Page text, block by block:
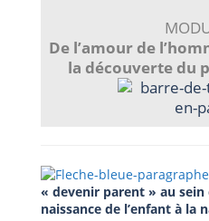
De l’amour de
la découverte du
« devenir parent » au sein
naissance de l’enfant à la